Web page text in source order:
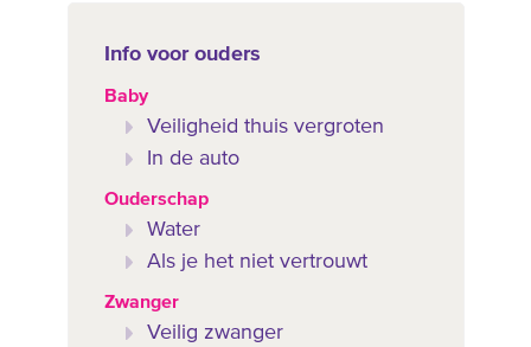
Info voor ouders
Baby
Veiligheid thuis vergroten
In de auto
Ouderschap
Water
Als je het niet vertrouwt
Zwanger
Veilig zwanger